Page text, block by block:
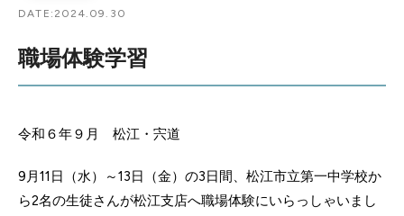
DATE: 2024.09.30
職場体験学習
令和６年９月 松江・宍道
9月11日（水）～13日（金）の3日間、松江市立第一中学校か
ら2名の生徒さんが松江支店へ職場体験にいらっしゃいまし